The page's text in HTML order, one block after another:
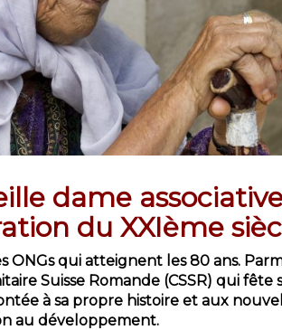
dame
du XXIème
ONGs qui atteignent les 80 ans.
Suisse Romande (CSSR) qui fête
à sa propre histoire et aux
au développement.